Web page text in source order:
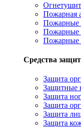
Пожарная
Пожарные
Пожарные
Пожарные
Средства
Защита
Защитные
Защита ног
Защита
Защита
Защита